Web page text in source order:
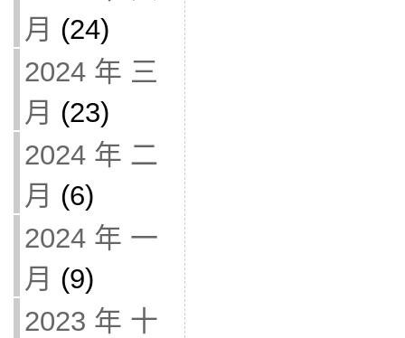
月 (24)
2024 年 三
月 (23)
2024 年 二
月 (6)
2024 年 一
月 (9)
2023 年 十